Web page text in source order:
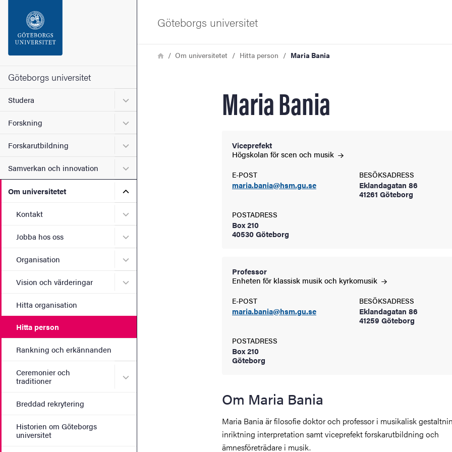
Sidfoten
Om webbplatsen
Göteborgs universitet
Studera Undermeny för Studera
Forskning Undermeny för Forskning
Forskarutbildning Undermeny för Forskarutbildning
Samverkan och innovation Undermeny för Samverkan och innovation
Om universitetet Undermeny för Om universitetet
Kontakt Undermeny för Kontakt
Jobba hos oss Undermeny för Jobba hos oss
Organisation Undermeny för Organisation
Vision och värderingar Undermeny för Vision och värderingar
Hitta organisation
Hitta person
Rankning och erkännanden
Ceremonier och
traditioner
Undermeny för Ceremonier och traditioner
Breddad rekrytering
Historien om Göteborgs
universitet
Göteborgs universitet
LänkstigHemOm universitetet Hitta person Maria Bania
Maria Bania
Viceprefekt
Högskolan för scen och musik
E-POST
maria.bania@hsm.gu.se
BESÖKSADRESS
Eklandagatan 86
41261 Göteborg
POSTADRESS
Box 210
40530 Göteborg
Professor
Enheten för klassisk musik och kyrkomusik
E-POST
maria.bania@hsm.gu.se
BESÖKSADRESS
Eklandagatan 86
41259 Göteborg
POSTADRESS
Box 210
Göteborg
Om Maria Bania
Maria Bania är filosofie doktor och professor i musikalisk
inriktning interpretation samt viceprefekt forskarutbildning och
ämnesföreträdare i musik.